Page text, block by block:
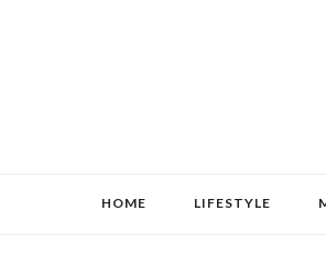
HOME LIFESTYLE